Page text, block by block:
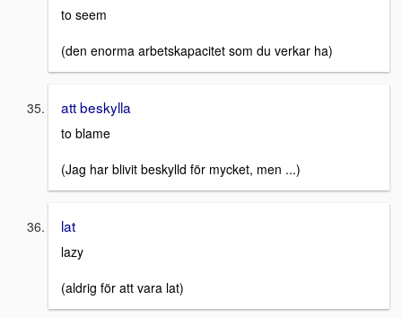
to seem
(den enorma arbetskapacitet som du verkar ha)
att beskylla
to blame
(Jag har blivit beskylld för mycket, men ...)
lat
lazy
(aldrig för att vara lat)